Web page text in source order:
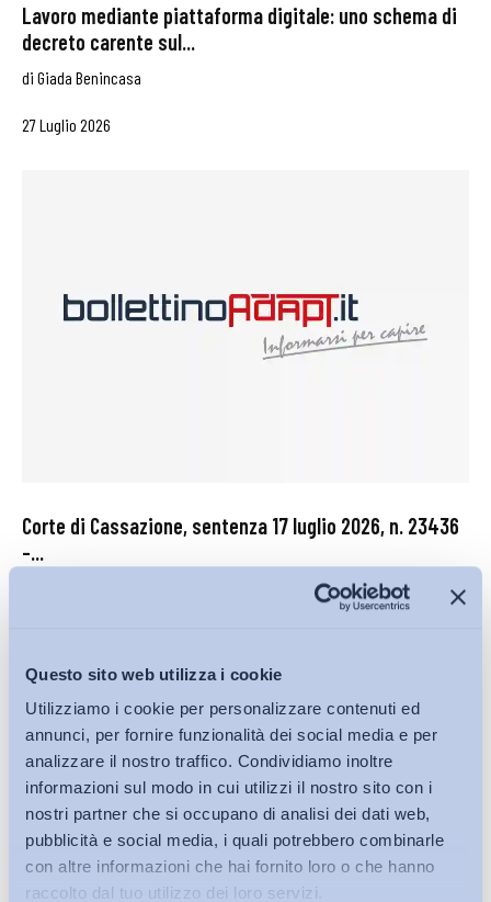
Questo sito web utilizza i cookie
Utilizziamo i cookie per personalizzare contenuti ed
annunci, per fornire funzionalità dei social media e per
analizzare il nostro traffico. Condividiamo inoltre
informazioni sul modo in cui utilizzi il nostro sito con i
nostri partner che si occupano di analisi dei dati web,
pubblicità e social media, i quali potrebbero combinarle
con altre informazioni che hai fornito loro o che hanno
raccolto dal tuo utilizzo dei loro servizi.
Lavoro mediante piattaforma digitale: uno schema di
decreto carente sul...
di Giada Benincasa
27 Luglio 2026
Corte di Cassazione, sentenza 17 luglio 2026, n. 23436
–...